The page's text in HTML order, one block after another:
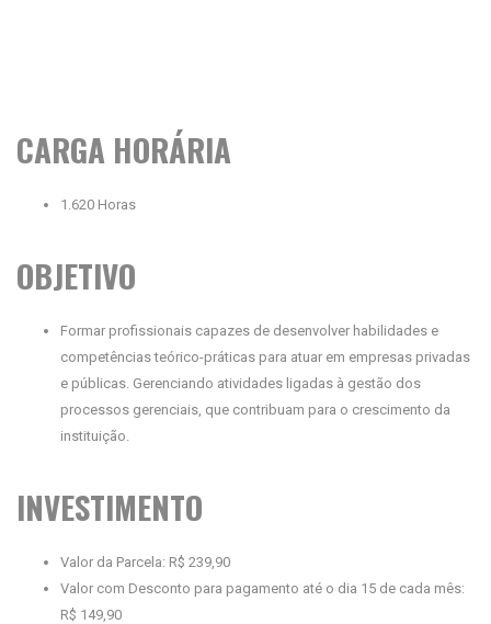
CARGA HORÁRIA
1.620 Horas
OBJETIVO
Formar profissionais capazes de desenvolver habilidades e
competências teórico-práticas para atuar em empresas privadas
e públicas. Gerenciando atividades ligadas à gestão dos
processos gerenciais, que contribuam para o crescimento da
instituição.
INVESTIMENTO
Valor da Parcela: R$ 239,90
Valor com Desconto para pagamento até o dia 15 de cada mês:
R$ 149,90